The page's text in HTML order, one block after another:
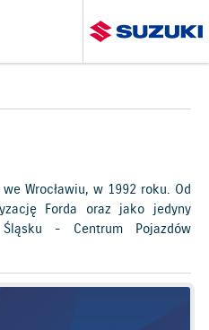
Wrocławiu, w 1992 roku. Od
Forda oraz jako jedyny
- Centrum Pojazdów